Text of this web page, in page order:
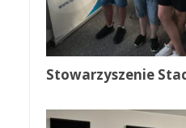
Stowarzyszenie